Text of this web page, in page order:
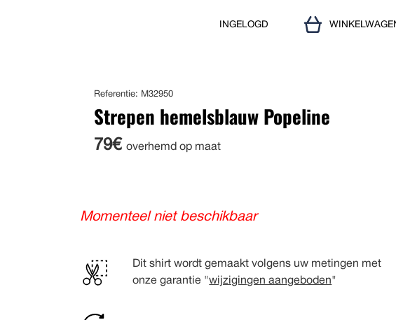
INGELOGD
Referentie: M32950
Strepen hemelsblauw Popeline
79€overhemd op maat
Momenteel niet beschikbaar
Dit shirt wordt gemaakt volgens uw metingen met
onze garantie "wijzigingen aangeboden"